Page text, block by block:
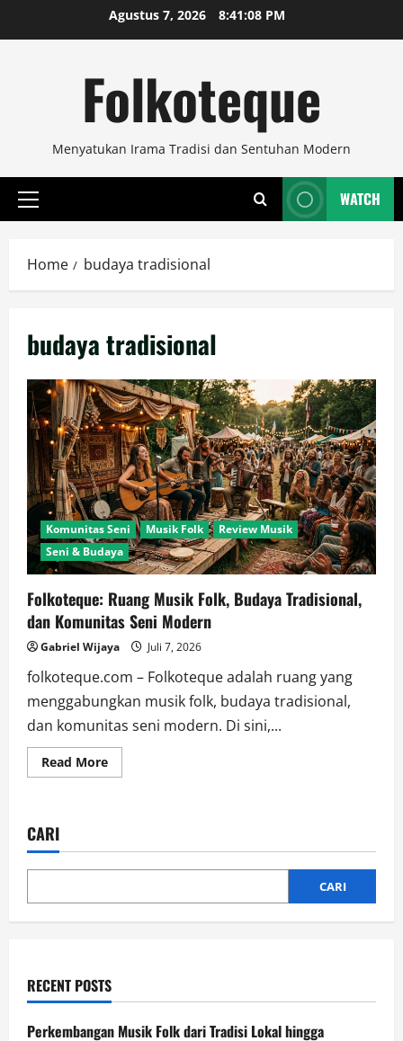
to
Agustus 7, 2026 8:41:08 PM
Folkoteque
Menyatukan Irama Tradisi dan Sentuhan Modern
Primary
WATCH
Home budaya tradisional
budaya tradisional
Komunitas Seni Musik Folk
Review Musik
Seni & Budaya
Folkoteque: Ruang Musik Folk, Budaya Tradisional,
dan Komunitas Seni Modern
Gabriel Wijaya Juli 7, 2026
folkoteque.com – Folkoteque adalah ruang yang
menggabungkan musik folk, budaya tradisional,
dan komunitas seni modern. Di sini,...
Read MoreRead
more
Budaya
dan
Seni
CARI
CARI
RECENT POSTS
Perkembangan Musik Folk dari Tradisi Lokal hingga